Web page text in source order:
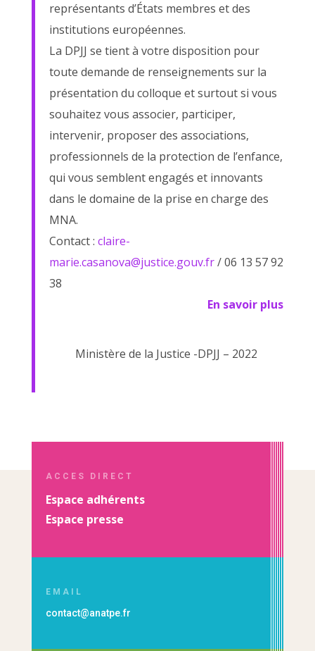
représentants d’États membres et des
institutions européennes.
La DPJJ se tient à votre disposition pour
toute demande de renseignements sur la
présentation du colloque et surtout si vous
souhaitez vous associer, participer,
intervenir, proposer des associations,
professionnels de la protection de l’enfance,
qui vous semblent engagés et innovants
dans le domaine de la prise en charge des
MNA.
Contact : claire-
marie.casanova@justice.gouv.fr/ 06 13 57 92
38
En savoir plus
Ministère de la Justice -DPJJ – 2022
ACCES DIRECT
Espace adhérents
Espace presse
EMAIL
contact@anatpe.fr